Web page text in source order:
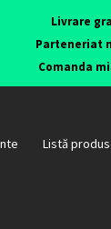
Livrare
Parteneriat
Comanda
Listă